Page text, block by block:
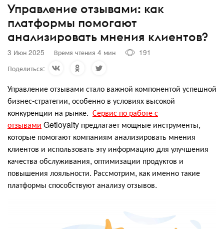
Управление отзывами: как
платформы помогают
анализировать мнения клиентов?
3 Июн 2025 Время чтения 4 мин
191
Поделиться:
Управление отзывами стало важной компонентой успешной
бизнес-стратегии, особенно в условиях высокой
конкуренции на рынке. Сервис по работе с
отзывами Getloyalty предлагает мощные инструменты,
которые помогают компаниям анализировать мнения
клиентов и использовать эту информацию для улучшения
качества обслуживания, оптимизации продуктов и
повышения лояльности. Рассмотрим, как именно такие
платформы способствуют анализу отзывов.